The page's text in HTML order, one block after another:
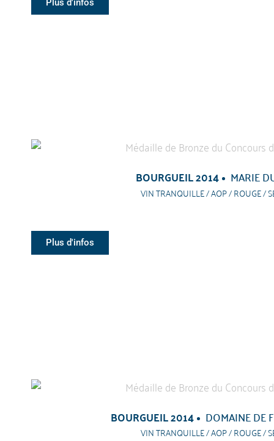
Plus d'infos
BOURGUEIL 2014 MARIE
VIN TRANQUILLE / AOP / ROUGE /
Plus d'infos
BOURGUEIL 2014 DOMAINE DE
VIN TRANQUILLE / AOP / ROUGE /